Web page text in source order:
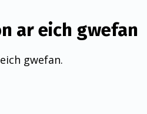
ar eich gwefan
gwefan.